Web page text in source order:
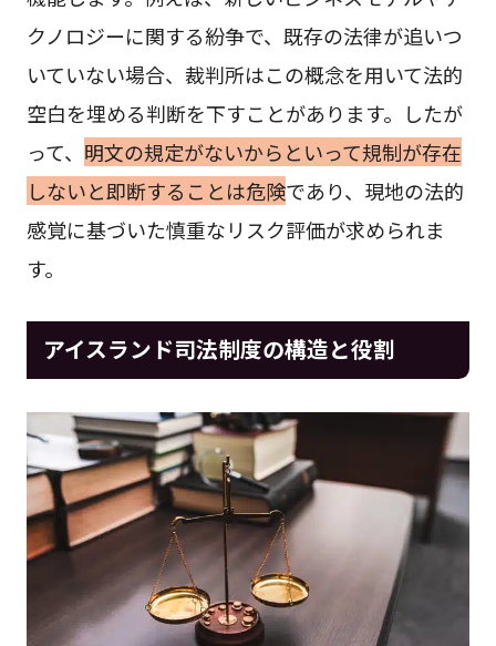
クノロジーに関する紛争で、既存の法律が追いつ
いていない場合、裁判所はこの概念を用いて法的
空白を埋める判断を下すことがあります。したが
って、 明文の規定がないからといって規制が存在
しないと即断することは危険であり、現地の法的
感覚に基づいた慎重なリスク評価が求められま
す。
アイスランド司法制度の構造と役割